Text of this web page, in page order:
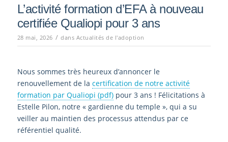
L’activité formation d’EFA à nouveau
certifiée Qualiopi pour 3 ans
28 mai, 2026 / dans Actualités de l'adoption
Nous sommes très heureux d’annoncer le
renouvellement de la certification de notre activité
formation par Qualiopi (pdf)pour 3 ans ! Félicitations à
Estelle Pilon, notre « gardienne du temple », qui a su
veiller au maintien des processus attendus par ce
référentiel qualité.